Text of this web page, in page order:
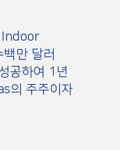
Indoor
만 달러
공하여 1년
의 주주이자